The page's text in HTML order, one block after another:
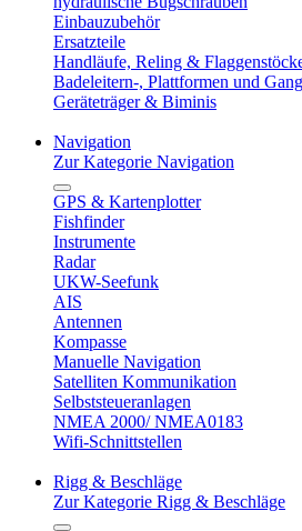
Einbauzubehör
Ersatzteile
Handläufe, Reling &
Badeleitern-, Plattformen und
Geräteträger & Biminis
Navigation
Zur Kategorie Navigation
GPS & Kartenplotter
Fishfinder
Instrumente
Radar
UKW-Seefunk
AIS
Antennen
Kompasse
Manuelle Navigation
Satelliten Kommunikation
Selbststeueranlagen
NMEA 2000/ NMEA0183
Wifi-Schnittstellen
Rigg & Beschläge
Zur Kategorie Rigg & Beschläge